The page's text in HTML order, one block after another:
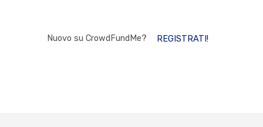
Nuovo su CrowdFundMe? REGISTRATI!